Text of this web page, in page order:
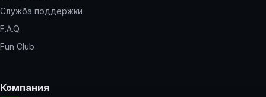
Служба поддержки
F.A.Q.
Fun Club
Компания